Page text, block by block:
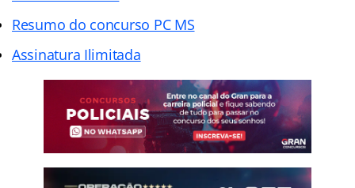
Resumo do concurso PC MS
Assinatura Ilimitada